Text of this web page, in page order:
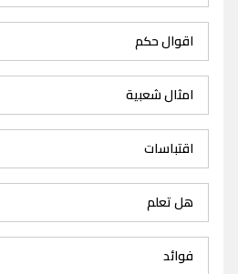
اقوال حكم
امثال شعبية
اقتباسات
هل تعلم
فوائد